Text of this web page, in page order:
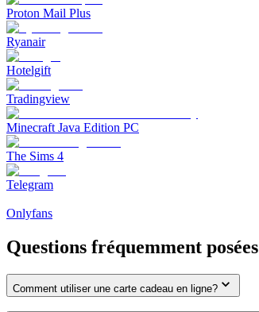
Proton Mail Plus
Ryanair
Hotelgift
Tradingview
Minecraft Java Edition PC
The Sims 4
Telegram
Onlyfans
Questions fréquemment posées
Comment utiliser une carte cadeau en ligne?